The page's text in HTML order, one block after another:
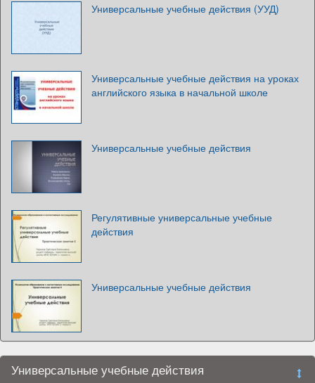
Универсальные учебные действия (УУД)
Универсальные учебные действия на уроках
английского языка в начальной школе
Универсальные учебные действия
Регулятивные универсальные учебные
действия
Универсальные учебные действия
Универсальные учебные действия